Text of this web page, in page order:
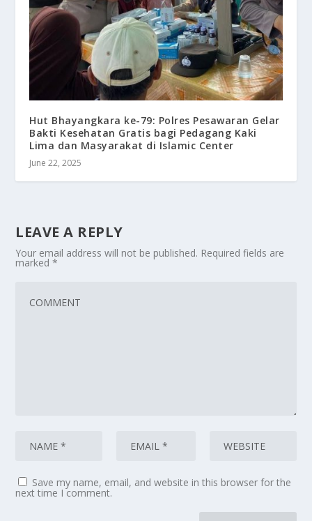
Hut Bhayangkara ke-79: Polres Pesawaran Gelar
Bakti Kesehatan Gratis bagi Pedagang Kaki
Lima dan Masyarakat di Islamic Center
June 22, 2025
LEAVE A REPLY
Your email address will not be published. Required fields are
marked*
Save my name, email, and website in this browser for the
next time I comment.